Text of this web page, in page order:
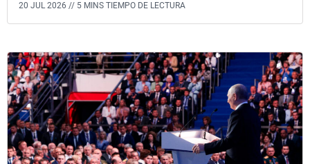
20 JUL 2026 // 5 MINS TIEMPO DE LECTURA